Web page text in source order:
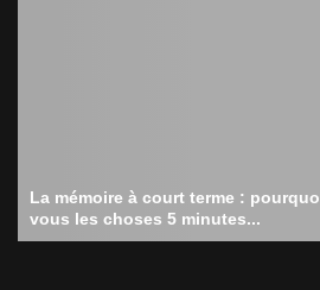
La mémoire à court terme :
vous les choses 5 minutes...